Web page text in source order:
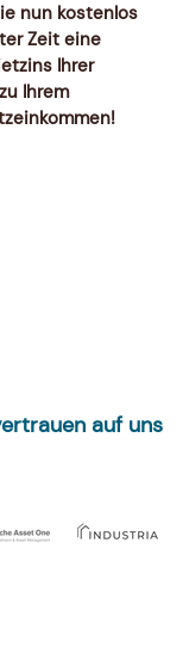
nun kostenlos
Zeit eine
Ihrer
Ihrem
auf uns